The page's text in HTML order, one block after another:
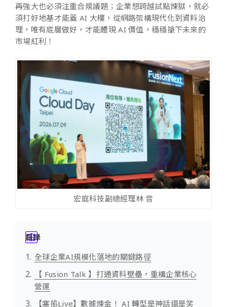
再強大也必須注重合規議題；企業想跨越試點煉獄，就必
須打好地基才能蓋 AI 大樓，從網路架構現代化到資料治
理，唯有底層做好，才能體現 AI 價值，穩穩搶下未來的
市場紅利！
宏庭科技副總經理林 音
目錄
全球企業AI規模化落地的關鍵路徑
【 Fusion Talk 】打通資料壁壘，重構企業核心
營運
【塞掐Live】數據煉金！ AI 轉型是神話還是笑